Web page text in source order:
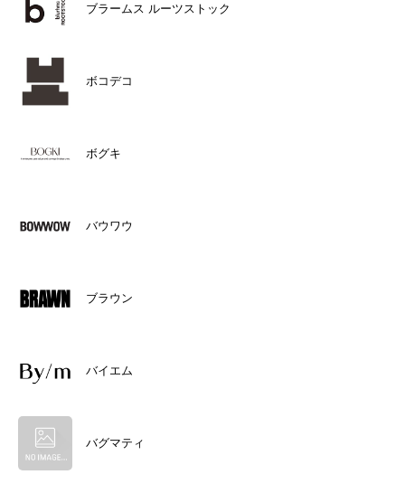
ブラームス ルーツストック
ボコデコ
ボグキ
バウワウ
ブラウン
バイエム
バグマティ